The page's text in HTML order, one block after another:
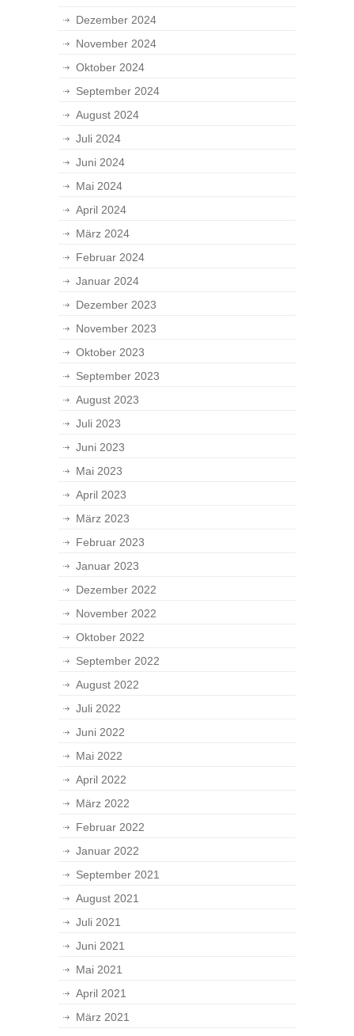
Dezember 2024
November 2024
Oktober 2024
September 2024
August 2024
Juli 2024
Juni 2024
Mai 2024
April 2024
März 2024
Februar 2024
Januar 2024
Dezember 2023
November 2023
Oktober 2023
September 2023
August 2023
Juli 2023
Juni 2023
Mai 2023
April 2023
März 2023
Februar 2023
Januar 2023
Dezember 2022
November 2022
Oktober 2022
September 2022
August 2022
Juli 2022
Juni 2022
Mai 2022
April 2022
März 2022
Februar 2022
Januar 2022
September 2021
August 2021
Juli 2021
Juni 2021
Mai 2021
April 2021
März 2021